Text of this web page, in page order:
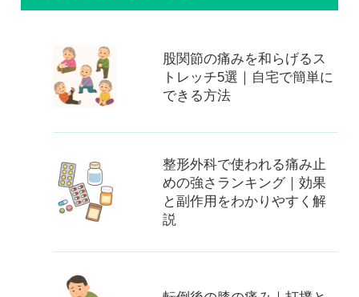
股関節の痛みを和らげるス
トレッチ5選｜自宅で簡単に
できる方法
整形外科で使われる痛み止
めの強さランキング｜効果
と副作用をわかりやすく解
説